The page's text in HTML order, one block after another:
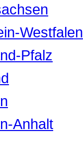
Westfalen
Pfalz
Anhalt